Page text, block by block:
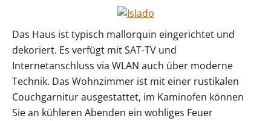
Das Haus ist typisch mallorquin eingerichtet und
dekoriert. Es verfügt mit SAT-TV und
Internetanschluss via WLAN auch über moderne
Technik. Das Wohnzimmer ist mit einer rustikalen
Couchgarnitur ausgestattet, im Kaminofen können
Sie an kühleren Abenden ein wohliges Feuer